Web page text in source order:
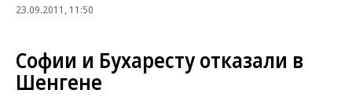
23.09.2011, 11:50
Софии и Бухаресту отказали в
Шенгене